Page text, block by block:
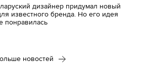
дизайнер придумал новый
известного бренда. Но его идея
понравилась
новостей